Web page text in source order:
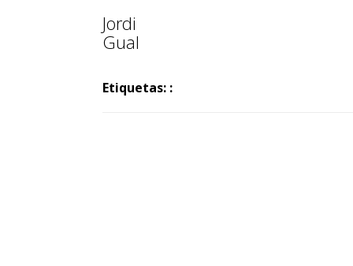
Jordi
Gual
Etiquetas: